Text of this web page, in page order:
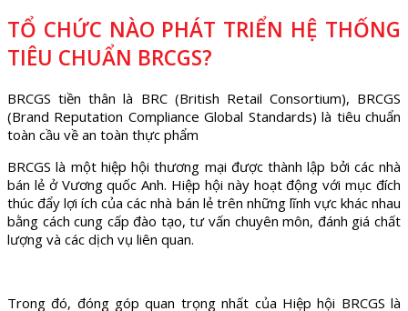
TỔ CHỨC NÀO PHÁT TRIỂN HỆ THỐNG
TIÊU CHUẨN BRCGS?
BRCGS tiền thân là BRC (British Retail Consortium), BRCGS
(Brand Reputation Compliance Global Standards) là tiêu chuẩn
toàn cầu về an toàn thực phẩm
BRCGS là một hiệp hội thương mại được thành lập bởi các nhà
bán lẻ ở Vương quốc Anh. Hiệp hội này hoạt động với mục đích
thúc đẩy lợi ích của các nhà bán lẻ trên những lĩnh vực khác nhau
bằng cách cung cấp đào tạo, tư vấn chuyên môn, đánh giá chất
lượng và các dịch vụ liên quan.
Trong đó, đóng góp quan trọng nhất của Hiệp hội BRCGS là